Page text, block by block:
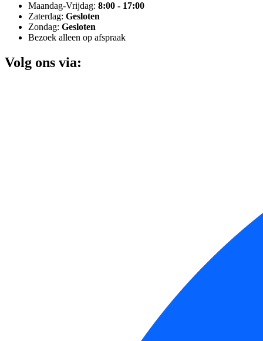
Maandag-Vrijdag: 8:00 - 17:00
Zaterdag: Gesloten
Zondag: Gesloten
Bezoek alleen op afspraak
Volg ons via: